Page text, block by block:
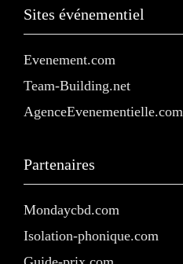
Sites événementiel
Evenement.com
Team-Building.net
AgenceEvenementielle.com
Partenaires
Mondaycbd.com
Isolation-phonique.com